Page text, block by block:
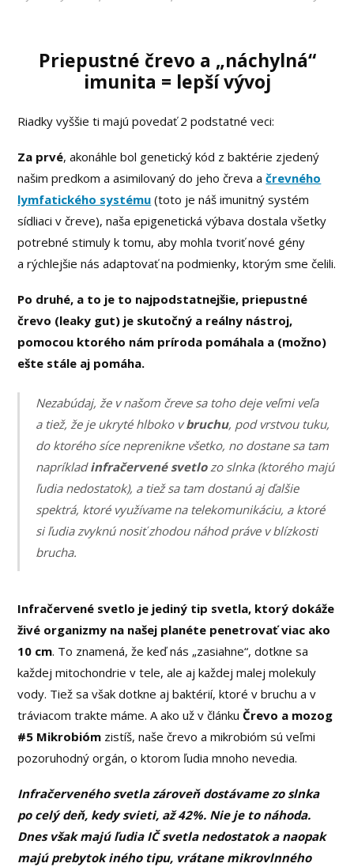
Priepustné črevo a „náchylná“
imunita = lepší vývoj
Riadky vyššie ti majú povedať 2 podstatné veci:
Za prvé, akonáhle bol genetický kód z baktérie zjedený
našim predkom a asimilovaný do jeho čreva ačrevného
lymfatického systému (toto je náš imunitný systém
sídliaci v čreve), naša epigenetická výbava dostala všetky
potrebné stimuly k tomu, aby mohla tvoriť nové gény
a rýchlejšie nás adaptovať na podmienky, ktorým sme čelili.
Po druhé, a to je to najpodstatnejšie, priepustné
črevo (leaky gut) je skutočný a reálny nástroj,
pomocou ktorého nám príroda pomáhala a (možno)
ešte stále aj pomáha.
Nezabúdaj, že v našom čreve sa toho deje veľmi veľa
a tiež, že je ukryté hlboko vbruchu, pod vrstvou tuku,
do ktorého síce neprenikne všetko, no dostane sa tam
napríkladinfračervené svetlozo slnka (ktorého majú
ľudia nedostatok), a tiež sa tam dostanú aj ďalšie
spektrá, ktoré využívame na telekomunikáciu, a ktoré
si ľudia zvyknú nosiť zhodou náhod práve v blízkosti
brucha.
Infračervené svetlo je jediný tip svetla, ktorý dokáže
živé organizmy na našej planéte penetrovať viac ako
10 cm. To znamená, že keď nás „zasiahne“, dotkne sa
každej mitochondrie v tele, ale aj každej malej molekuly
vody. Tiež sa však dotkne aj baktérií, ktoré v bruchu a v
tráviacom trakte máme. A ako už v článkuČrevo a mozog
#5 Mikrobióm zistíš, naše črevo a mikrobióm sú veľmi
pozoruhodný orgán, o ktorom ľudia mnoho nevedia.
Infračerveného svetla zároveň dostávame zo slnka
po celý deň, kedy svieti, až 42%. Nie je to náhoda.
Dnes však majú ľudia IČ svetla nedostatok a naopak
majú prebytok iného tipu, vrátane mikrovlnného